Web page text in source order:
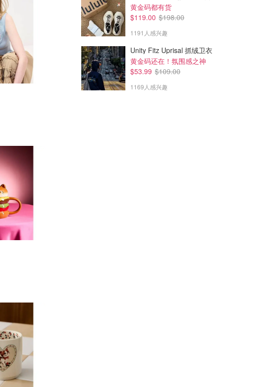
黄金码都有货
$119.00 $198.00
1191人感兴趣
Unity Fitz Uprisal 抓绒卫衣
黄金码还在！氛围感之神
$53.99 $109.00
1169人感兴趣